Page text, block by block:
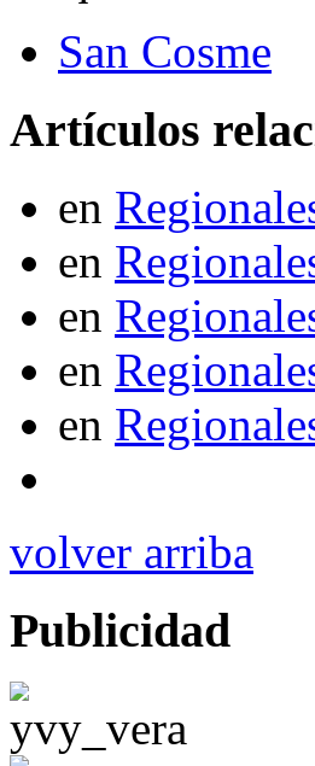
San Cosme
Artículos
en
en
en
en
en
volver arriba
Publicidad